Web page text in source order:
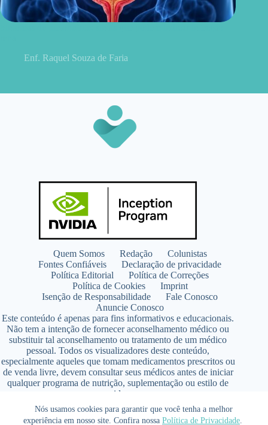
Nós usamos cookies para garantir que você tenha a melhor
experiência em nosso site. Confira nossa Política de Privacidade.
Enf. Raquel Souza de Faria
Quem Somos Redação
Colunistas
Fontes Confiáveis
Declaração de privacidade
Política Editorial
Política de Correções
Política de Cookies
Imprint
Isenção de Responsabilidade
Fale Conosco
Anuncie Conosco
Este conteúdo é apenas para fins informativos e educacionais.
Não tem a intenção de fornecer aconselhamento médico ou
substituir tal aconselhamento ou tratamento de um médico
pessoal. Todos os visualizadores deste conteúdo,
especialmente aqueles que tomam medicamentos prescritos ou
de venda livre, devem consultar seus médicos antes de iniciar
qualquer programa de nutrição, suplementação ou estilo de
vida.
Copyright © 2026 - SaúdeLAB.com pertence ao grupo
VKCF Soluções Digitais Ltda - CNPJ n° 43.726.917/0001-80